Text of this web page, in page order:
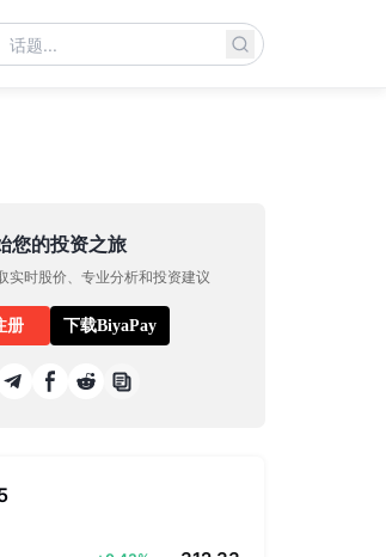
您的投资之旅
实时股价、专业分析和投资建议
册 下载BiyaPay